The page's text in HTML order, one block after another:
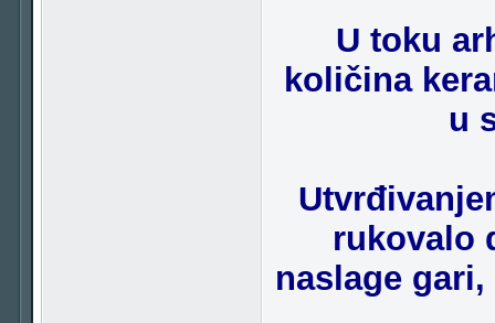
U toku
količina
u
rukovalo
naslage